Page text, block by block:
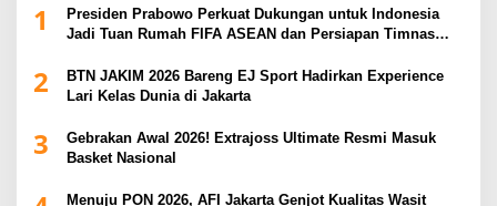
1
Presiden Prabowo Perkuat Dukungan untuk Indonesia
Jadi Tuan Rumah FIFA ASEAN dan Persiapan Timnas
2
BTN JAKIM 2026 Bareng EJ Sport Hadirkan Experience
Lari Kelas Dunia di Jakarta
3
Gebrakan Awal 2026! Extrajoss Ultimate Resmi Masuk
Basket Nasional
Menuju PON 2026, AFI Jakarta Genjot Kualitas Wasit